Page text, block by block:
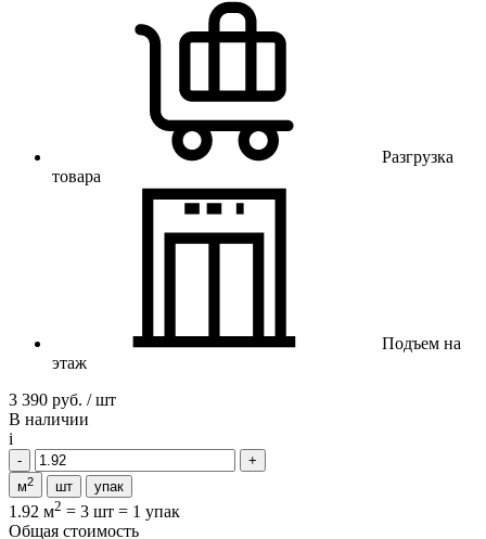
Разгрузка
товара
Подъем на
этаж
3 390 руб. / шт
В наличии
i
м2 шт упак
1.92 м2 = 3 шт = 1 упак
Общая стоимость